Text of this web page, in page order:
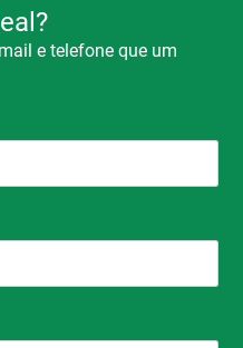
e telefone que um